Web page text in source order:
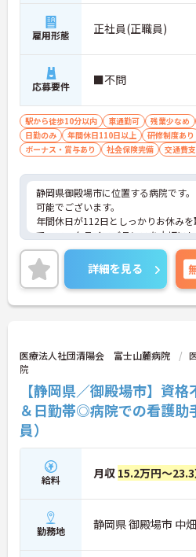
雇用形態 正社員(正職員)
応募要件 ■不問
駅から徒歩10分以内 車通勤可 残業少なめ
日勤のみ
年間休日110日以上 研修制度あり
ボーナス・賞与あり
社会保険完備 交通費
静岡県御殿場市に位置する病院です
可能でございます。
年間休日が112日としっかりお休みを
で、ワークライフバランスを大切に
すめです。
昇給や賞与制度があり頑張りが評価さ
と職員に還元されます。賞与は計4ヶ
嬉しい高待遇です。
日勤のみで残業は月0～5時間ですの
ご興味のある方には、面接対策ポイ
に詳細をお話しいたしますのでお気
さい！
詳細を見る
医療法人社団清陽会 富士山麓病院
院
【静岡県／御殿場市】資
＆日勤帯◎病院での看護助
員）
給料 月収 15.2万円～
勤務地 静岡県 御殿場市 中